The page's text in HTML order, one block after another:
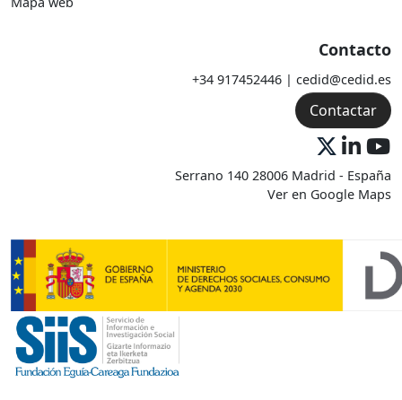
Contacto
+34 917452446 | cedid@cedid.es
Contactar
Serrano 140 28006 Madrid - España
Ver en Google Maps